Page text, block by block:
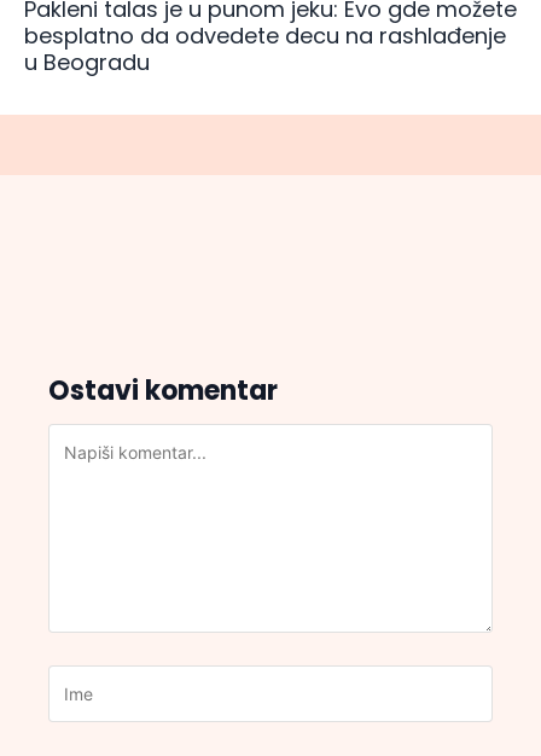
Pakleni talas je u punom jeku: Evo gde možete
besplatno da odvedete decu na rashlađenje
u Beogradu
Ostavi komentar